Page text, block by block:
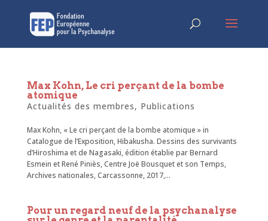
Max Kohn, Le cri perçant de la bombe
atomique
Actualités des membres, Publications
Max Kohn, « Le cri perçant de la bombe atomique » in
Catalogue de l’Exposition, Hibakusha. Dessins des survivants
d’Hiroshima et de Nagasaki, édition établie par Bernard
Esmein et René Piniès, Centre Joë Bousquet et son Temps,
Archives nationales, Carcassonne, 2017,...
Pour un regard neuf de la psychanalyse